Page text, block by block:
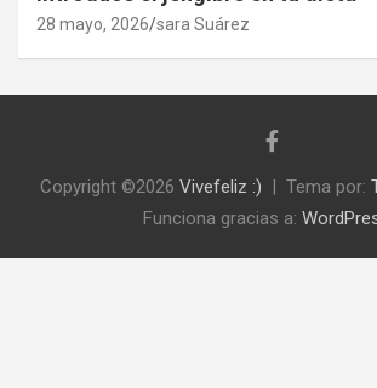
28 mayo, 2026 sara Suárez
Copyright ©2026 Vivefeliz :) Tema por:
Funciona gracias a: